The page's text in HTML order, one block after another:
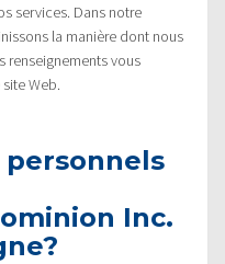
services. Dans notre
la manière dont nous
renseignements vous
Web.
Inc.